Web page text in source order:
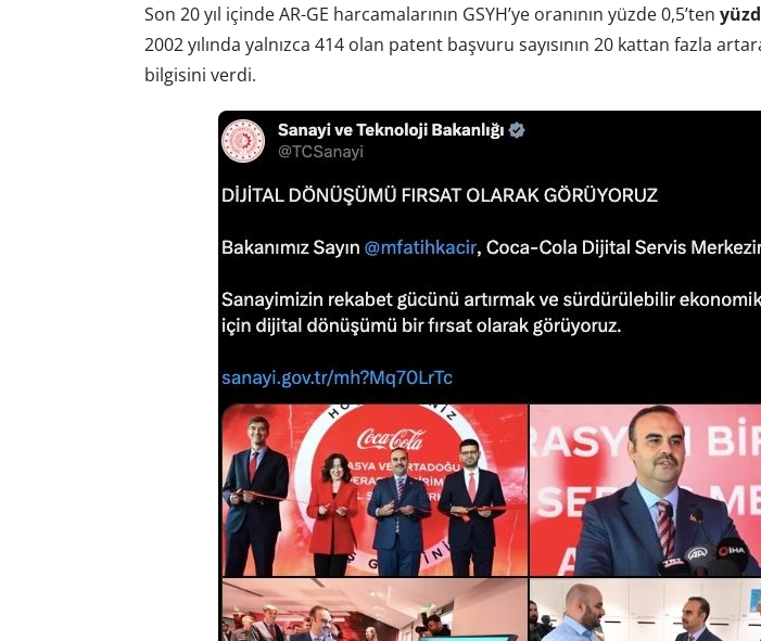
Son 20 yıl içinde AR-GE harcamalarının GSYH’ye oranının yüzde 0,5’ten
2002 yılında yalnızca 414 olan patent başvuru sayısının 20 kattan fazla
bilgisini verdi.